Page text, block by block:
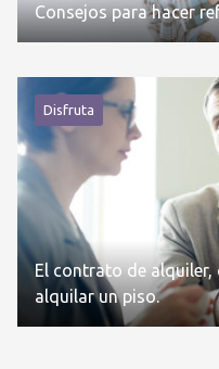
Consejos para hacer
Disfruta
El contrato de alquiler,
alquilar un piso.